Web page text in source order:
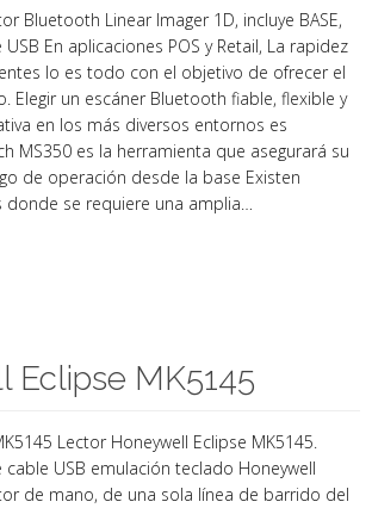
Bluetooth Linear Imager 1D, incluye BASE,
En aplicaciones POS y Retail, La rapidez
lo es todo con el objetivo de ofrecer el
Elegir un escáner Bluetooth fiable, flexible y
en los más diversos entornos es
MS350 es la herramienta que asegurará su
de operación desde la base Existen
donde se requiere una amplia…
Eclipse MK5145
Lector Honeywell Eclipse MK5145.
cable USB emulación teclado Honeywell
de mano, de una sola línea de barrido del